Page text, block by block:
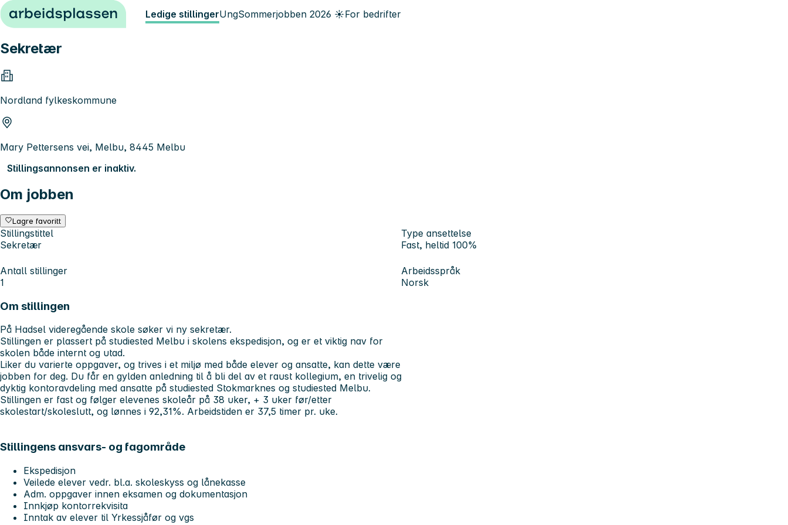
Hopp til innhold Ledige stillingerUngSommerjobben 2026 ☀️For bedrifter
Sekretær
Nordland fylkeskommune
Mary Pettersens vei, Melbu, 8445 Melbu
Stillingsannonsen er inaktiv.
Om jobben
Lagre favoritt
Stillingstittel
Sekretær
Type ansettelse
Fast, heltid 100%
Antall stillinger
1
Arbeidsspråk
Norsk
Om stillingen
På Hadsel videregående skole søker vi ny sekretær.
Stillingen er plassert på studiested Melbu i skolens ekspedisjon, og er et viktig nav for
skolen både internt og utad.
Liker du varierte oppgaver, og trives i et miljø med både elever og ansatte, kan dette være
jobben for deg. Du får en gylden anledning til å bli del av et raust kollegium, en trivelig og
dyktig kontoravdeling med ansatte på studiested Stokmarknes og studiested Melbu.
Stillingen er fast og følger elevenes skoleår på 38 uker, + 3 uker før/etter
skolestart/skoleslutt, og lønnes i 92,31%. Arbeidstiden er 37,5 timer pr. uke.
Stillingens ansvars- og fagområde
Ekspedisjon
Veilede elever vedr. bl.a. skoleskyss og lånekasse
Adm. oppgaver innen eksamen og dokumentasjon
Innkjøp kontorrekvisita
Inntak av elever til Yrkessjåfør og vgs